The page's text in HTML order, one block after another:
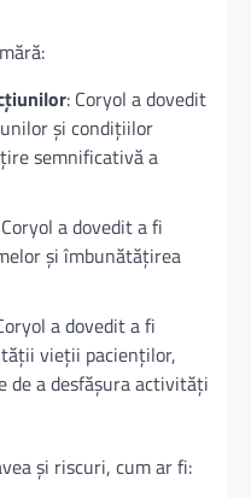
: Coryol a dovedit
și condițiilor
semnificativă a
a dovedit a fi
și îmbunătățirea
a dovedit a fi
vieții pacienților,
de a desfășura activități
și riscuri, cum ar fi: